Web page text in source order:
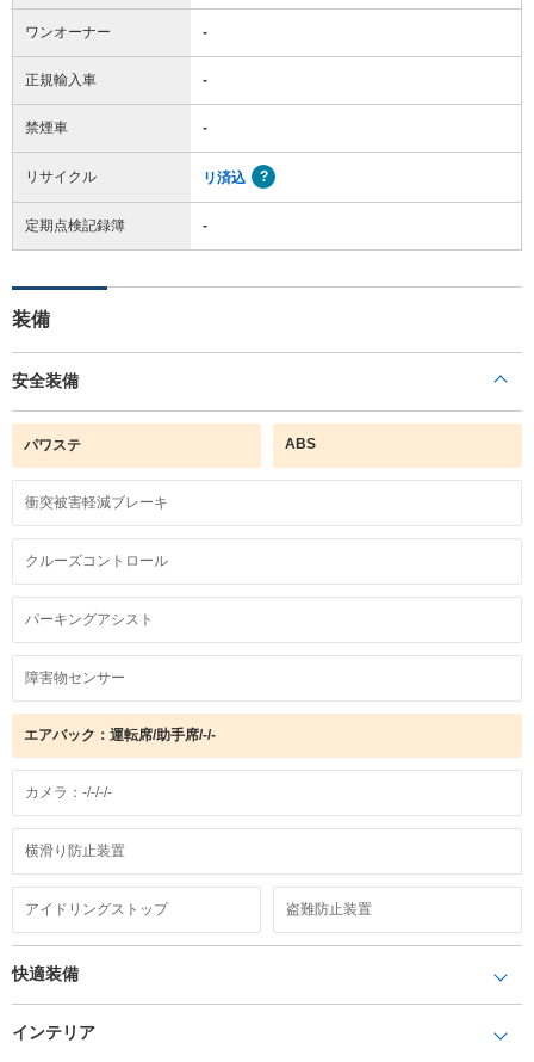
ワンオーナー -
正規輸入車 -
禁煙車 -
リサイクル リ済込
定期点検記録簿 -
装備
安全装備
パワステ ABS
衝突被害軽減ブレーキ
クルーズコントロール
パーキングアシスト
障害物センサー
エアバック：運転席/助手席/-/-
カメラ：-/-/-/-
横滑り防止装置
アイドリングストップ 盗難防止装置
快適装備
インテリア